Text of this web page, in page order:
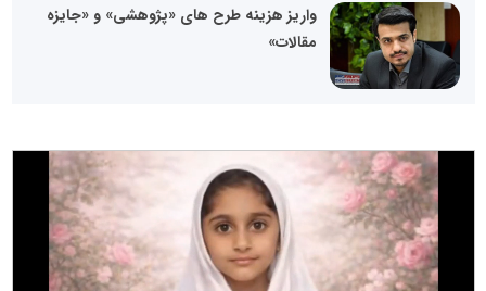
واریز هزینه طرح های «پژوهشی» و «جایزه
مقالات»